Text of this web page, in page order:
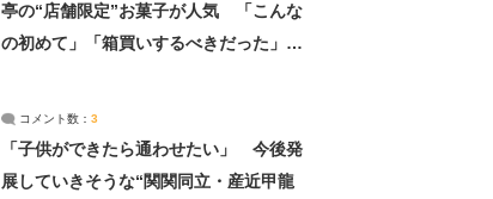
亭の“店舗限定”お菓子が人気 「こんな
の初めて」「箱買いするべきだった」
コメント数： 3
「子供ができたら通わせたい」 今後発
展していきそうな“関関同立・産近甲龍